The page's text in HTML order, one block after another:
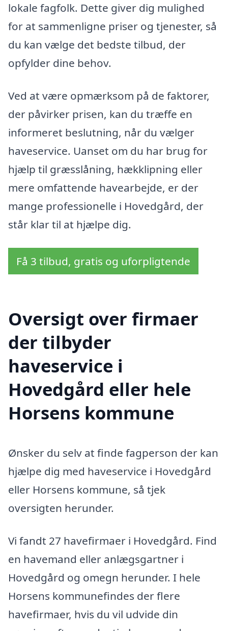
lokale fagfolk. Dette giver dig mulighed
for at sammenligne priser og tjenester, så
du kan vælge det bedste tilbud, der
opfylder dine behov.
Ved at være opmærksom på de faktorer,
der påvirker prisen, kan du træffe en
informeret beslutning, når du vælger
haveservice. Uanset om du har brug for
hjælp til græsslåning, hækklipning eller
mere omfattende havearbejde, er der
mange professionelle i Hovedgård, der
står klar til at hjælpe dig.
Få 3 tilbud, gratis og uforpligtende
Oversigt over firmaer
der tilbyder
haveservice i
Hovedgård eller hele
Horsens kommune
Ønsker du selv at finde fagperson der kan
hjælpe dig med haveservice i Hovedgård
eller Horsens kommune, så tjek
oversigten herunder.
Vi fandt 27 havefirmaer i Hovedgård. Find
en havemand eller anlægsgartner i
Hovedgård og omegn herunder. I hele
Horsens kommunefindes der flere
havefirmaer, hvis du vil udvide din